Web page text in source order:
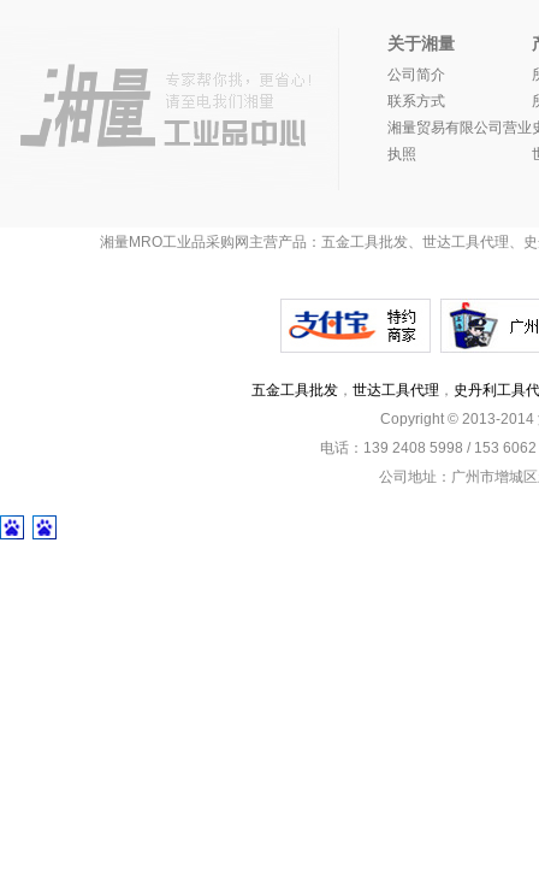
关于湘量
公司简介
联系方式
湘量贸易有限公司营业
执照
湘量MRO工业品采购网主营产品：五金工具批发、世达工具代理、
五金工具批发 ， 世达工具代理 ， 史丹利工具
Copyright © 2013-2014
电话：139 2408 5998 / 153
公司地址：广州市增城